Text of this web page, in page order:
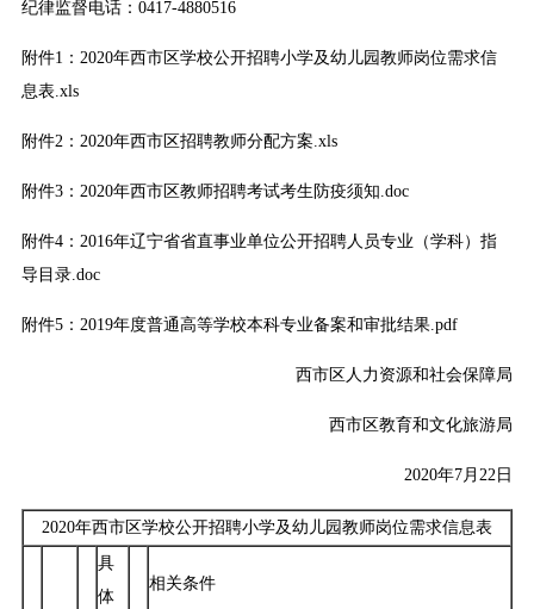
纪律监督电话：0417-4880516
附件1：2020年西市区学校公开招聘小学及幼儿园教师岗位需求信
息表.xls
附件2：2020年西市区招聘教师分配方案.xls
附件3：2020年西市区教师招聘考试考生防疫须知.doc
附件4：2016年辽宁省省直事业单位公开招聘人员专业（学科）指
导目录.doc
附件5：2019年度普通高等学校本科专业备案和审批结果.pdf
西市区人力资源和社会保障局
西市区教育和文化旅游局
2020年7月22日
2020年西市区学校公开招聘小学及幼儿园教师岗位需求信息表
具
体
相关条件